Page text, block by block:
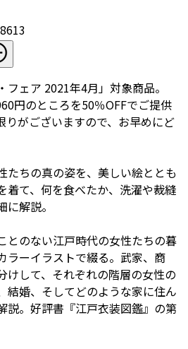
フェア 2021年4月」対象商品。
円のところを50％OFFでご提供
りがございますので、お早めにど
たちの真の姿を、美しい絵ととも
着て、何を食べたか、洗濯や裁縫
解説。
とのない江戸時代の女性たちの暮
ラーイラストで綴る。武家、商
けして、それぞれの階層の女性の
結婚、そしてどのような家に住ん
説。好評書『江戸衣装図鑑』の第